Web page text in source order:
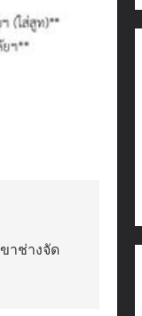
าช่างจัด